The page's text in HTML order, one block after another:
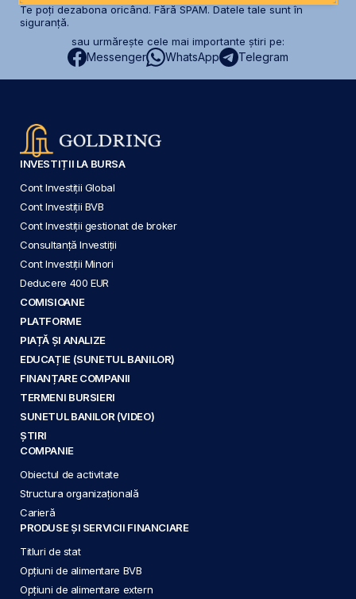
Te poți dezabona oricând. Fără SPAM. Datele tale sunt în
siguranță.
sau urmărește cele mai importante știri pe:
Messenger WhatsApp Telegram
INVESTIȚII LA BURSA
Cont Investiții Global
Cont Investiții BVB
Cont Investiții gestionat de broker
Consultanță Investiții
Cont Investiții Minori
Deducere 400 EUR
COMISIOANE
PLATFORME
PIAȚĂ ȘI ANALIZE
EDUCAȚIE (SUNETUL BANILOR)
FINANȚARE COMPANII
TERMENI BURSIERI
SUNETUL BANILOR (VIDEO)
ȘTIRI
COMPANIE
Obiectul de activitate
Structura organizațională
Carieră
PRODUSE ȘI SERVICII FINANCIARE
Titluri de stat
Opțiuni de alimentare BVB
Opțiuni de alimentare extern